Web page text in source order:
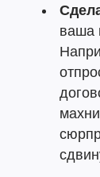
ваша